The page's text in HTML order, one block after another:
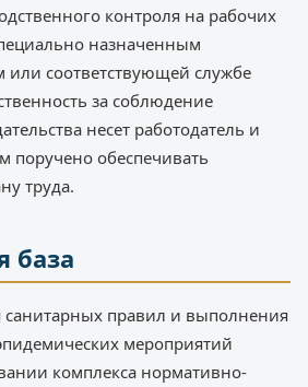
контроля на рабочих
назначенным
соответствующей службе
за соблюдение
несет работодатель и
поручено обеспечивать
труда.
база
правил и выполнения
мероприятий
комплекса нормативно-